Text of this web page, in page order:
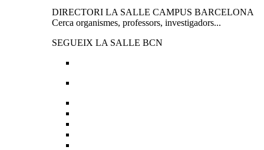
DIRECTORI LA SALLE CAMPUS BARCELONA
Cerca organismes, professors, investigadors...
SEGUEIX LA SALLE BCN